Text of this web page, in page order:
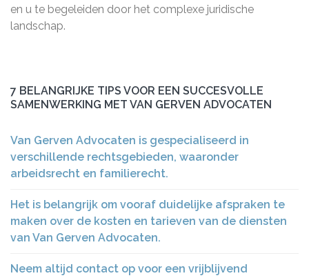
en u te begeleiden door het complexe juridische
landschap.
7 BELANGRIJKE TIPS VOOR EEN SUCCESVOLLE
SAMENWERKING MET VAN GERVEN ADVOCATEN
Van Gerven Advocaten is gespecialiseerd in
verschillende rechtsgebieden, waaronder
arbeidsrecht en familierecht.
Het is belangrijk om vooraf duidelijke afspraken te
maken over de kosten en tarieven van de diensten
van Van Gerven Advocaten.
Neem altijd contact op voor een vrijblijvend